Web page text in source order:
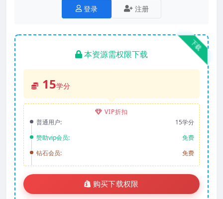
登录 注册
下载
本资源需权限下载
15学分
VIP折扣
普通用户:
15学分
赞助vip会员:
免费
钻石会员:
免费
购买下载权限